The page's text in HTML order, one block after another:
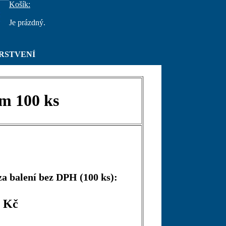
Košík:
Je prázdný.
100 ks
balení bez DPH (100 ks):
Kč